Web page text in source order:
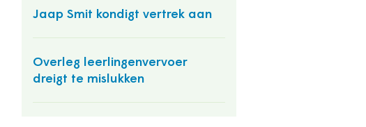
Jaap Smit kondigt vertrek aan
Overleg leerlingenvervoer
dreigt te mislukken